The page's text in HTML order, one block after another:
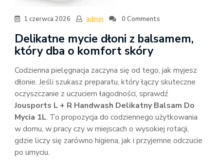
1 czerwca 2026 admin 0 Comments
Delikatne mycie dłoni z balsamem,
który dba o komfort skóry
Codzienna pielęgnacja zaczyna się od tego, jak myjesz
dłonie. Jeśli szukasz preparatu, który łączy skuteczne
oczyszczanie z uczuciem łagodności, sprawdź
Jousports L + R Handwash Delikatny Balsam Do
Mycia 1L. To propozycja do codziennego użytkowania
w domu, w pracy czy w miejscach o wysokiej rotacji,
gdzie liczy się zarówno higiena, jak i przyjemne odczucie
po umyciu.